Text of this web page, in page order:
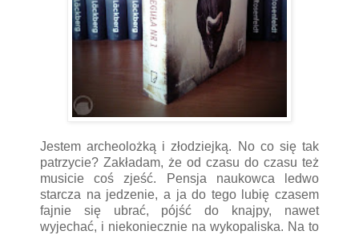
Jestem archeolożką i złodziejką. No co się tak
patrzycie? Zakładam, że od czasu do czasu też
musicie coś zjeść. Pensja naukowca ledwo
starcza na jedzenie, a ja do tego lubię czasem
fajnie się ubrać, pójść do knajpy, nawet
wyjechać, i niekoniecznie na wykopaliska. Na to